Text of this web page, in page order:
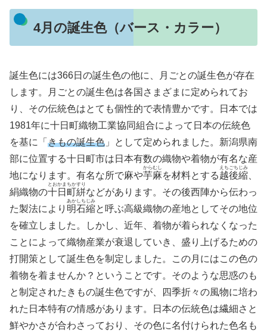
4月の誕生色（バース・カラー）
誕生色には366日の誕生色の他に、月ごとの誕生色が存在
します。月ごとの誕生色は各国さまざまに定められてお
り、その伝統色はとても個性的で表情豊かです。日本では
1981年に十日町織物工業協同組合によって日本の伝統色
を基に「 きもの誕生色 」として定められました。新潟県南
部に位置する十日町市は日本有数の織物や着物が有名な産
地になります。有名な所で麻や芋麻
からむし
を材料とする越後縮
えちごちじみ
絹織物の十日町絣
とおかまちかすり
などがあります。その後西陣から伝わっ
た製法により 明石縮
あかしちじみ
と呼ぶ高級織物の産地としてその地位
を確立しました。しかし、近年、着物が着られなくなった
ことによって織物産業が衰退していき、盛り上げるための
打開策として誕生色を制定しました。この月にはこの色の
着物を着ませんか？ということです。そのような思惑のも
と制定されたきもの誕生色ですが、四季折々の風物に培わ
れた日本特有の情感があります。日本の伝統色は繊細さと
鮮やかさが合わさっており、その色に名付けられた色名も